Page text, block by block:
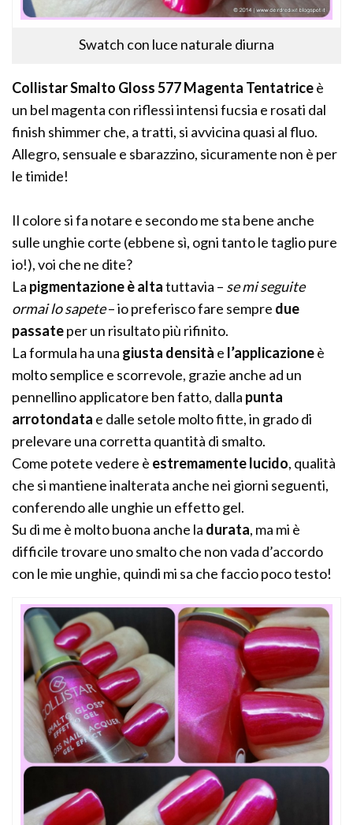
Swatch con luce naturale diurna
Collistar Smalto Gloss 577 Magenta Tentatriceè
un bel magenta con riflessi intensi fucsia e rosati dal
finish shimmer che, a tratti, si avvicina quasi al fluo.
Allegro, sensuale e sbarazzino, sicuramente non è per
le timide!
Il colore si fa notare e secondo me sta bene anche
sulle unghie corte (ebbene sì, ogni tanto le taglio pure
io!), voi che ne dite?
La pigmentazione è altatuttavia – se mi seguite
ormai lo sapete– io preferisco fare sempre due
passateper un risultato più rifinito.
La formula ha una giusta densità e l’applicazioneè
molto semplice e scorrevole, grazie anche ad un
pennellino applicatore ben fatto, dalla punta
arrotondata e dalle setole molto fitte, in grado di
prelevare una corretta quantità di smalto.
Come potete vedere è estremamente lucido, qualità
che si mantiene inalterata anche nei giorni seguenti,
conferendo alle unghie un effetto gel.
Su di me è molto buona anche la durata, ma mi è
difficile trovare uno smalto che non vada d’accordo
con le mie unghie, quindi mi sa che faccio poco testo!